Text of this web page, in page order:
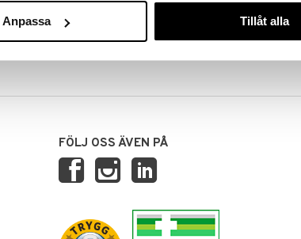
Anpassa Tillåt alla
EU-logotypen är symbolen som visar att vi är
godkända av Läkemedelsverket gällande
FÖLJ OSS ÄVEN PÅ